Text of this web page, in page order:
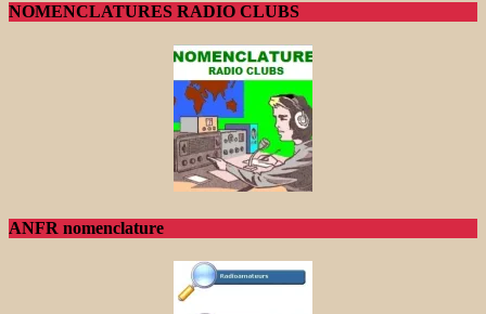
NOMENCLATURES RADIO CLUBS
ANFR nomenclature